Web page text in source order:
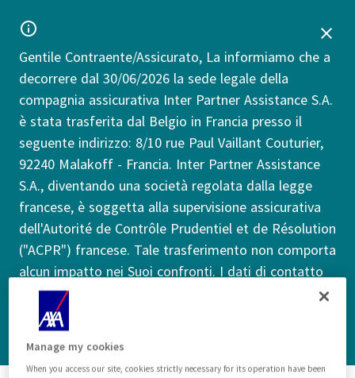
Gentile Contraente/Assicurato, La informiamo che a
decorrere dal 30/06/2026 la sede legale della
compagnia assicurativa Inter Partner Assistance S.A.
è stata trasferita dal Belgio in Francia presso il
seguente indirizzo: 8/10 rue Paul Vaillant Couturier,
92240 Malakoff - Francia. Inter Partner Assistance
S.A., diventando una società regolata dalla legge
francese, è soggetta alla supervisione assicurativa
dell'Autorité de Contrôle Prudentiel et de Résolution
("ACPR") francese. Tale trasferimento non comporta
alcun impatto nei Suoi confronti. I dati di contatto
in Suo possesso - inclusi i numeri di telefono - per
richieste di informazioni, denuncia sinistri o invio
reclami rimangono invariati.
Manage my cookies
When you access our site, cookies strictly necessary for its operation have been